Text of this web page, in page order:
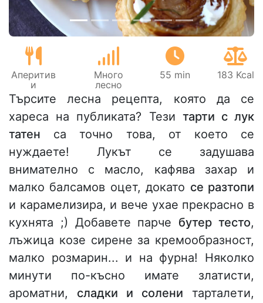
Аперитив
и
Много
лесно
55 min 183 Kcal
Търсите лесна рецепта, която да се
хареса на публиката? Тези тарти с лук
татен са точно това, от което се
нуждаете! Лукът се задушава
внимателно с масло, кафява захар и
малко балсамов оцет, докато се разтопи
и карамелизира, и вече ухае прекрасно в
кухнята ;) Добавете парче бутер тесто,
лъжица козе сирене за кремообразност,
малко розмарин... и на фурна! Няколко
минути по-късно имате златисти,
ароматни, сладки и солени тарталети,